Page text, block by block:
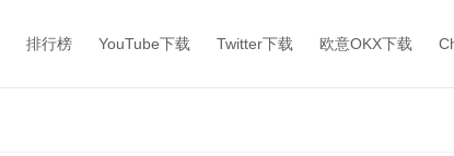
排行榜 YouTube下载 Twitter下载 欧意OKX下载